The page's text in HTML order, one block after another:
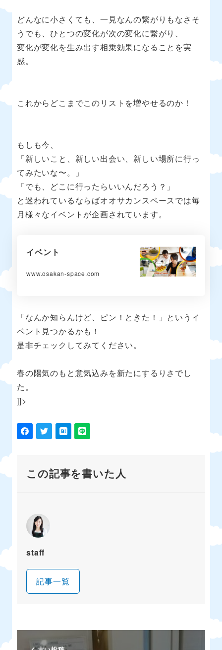
どんなに小さくても、一見なんの繋がりもなさそ
うでも、ひとつの変化が次の変化に繋がり、
変化が変化を生み出す相乗効果になることを実
感。
これからどこまでこのリストを増やせるのか！
もしも今、
「新しいこと、新しい出会い、新しい場所に行っ
てみたいな〜。」
「でも、どこに行ったらいいんだろう？」
と迷われているならばオオサカンスペースでは毎
月様々なイベントが企画されています。
イベント
www.osakan-space.com
「なんか知らんけど、ピン！ときた！」というイ
ベント見つかるかも！
是非チェックしてみてください。
春の陽気のもと意気込みを新たにするりさでし
た。
]]>
この記事を書いた人
staff
記事一覧